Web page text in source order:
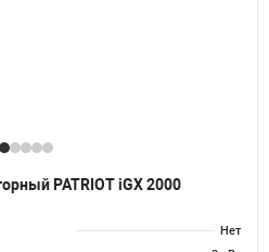
PATRIOT iGX 2000
Нет